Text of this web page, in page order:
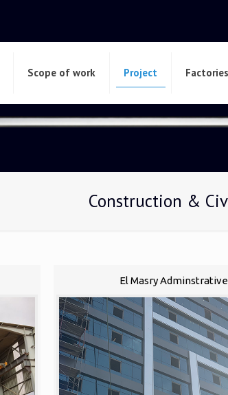
Scope of work Project Factories
Construction &
El Masry